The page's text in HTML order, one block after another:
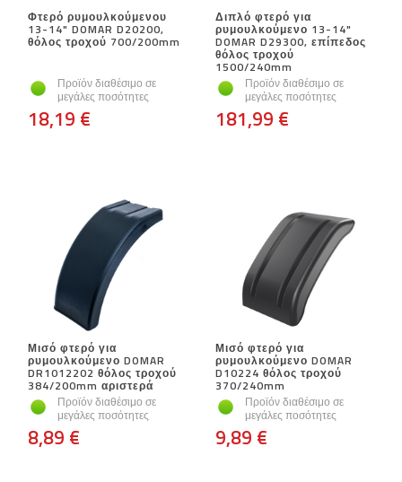
Φτερό ρυμουλκούμενου
13-14" DOMAR D20200,
θόλος τροχού 700/200mm
Προϊόν διαθέσιμο σε
μεγάλες ποσότητες
18,19 €
Διπλό φτερό για
ρυμουλκούμενο 13-14"
DOMAR D29300, επίπεδος
θόλος τροχού
1500/240mm
Προϊόν διαθέσιμο σε
μεγάλες ποσότητες
181,99 €
Μισό φτερό για
ρυμουλκούμενο DOMAR
DR1012202 θόλος τροχού
384/200mm αριστερά
Προϊόν διαθέσιμο σε
μεγάλες ποσότητες
8,89 €
Μισό φτερό για
ρυμουλκούμενο DOMAR
D10224 θόλος τροχού
370/240mm
Προϊόν διαθέσιμο σε
μεγάλες ποσότητες
9,89 €